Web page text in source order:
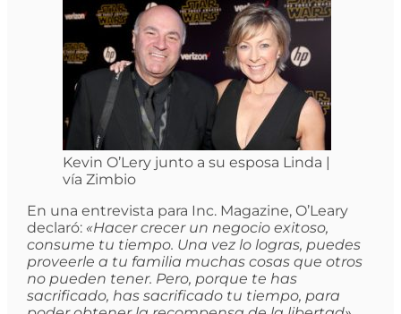
Kevin O’Lery junto a su esposa Linda |
vía Zimbio
En una entrevista para Inc. Magazine, O’Leary
declaró: «Hacer crecer un negocio exitoso,
consume tu tiempo. Una vez lo logras, puedes
proveerle a tu familia muchas cosas que otros
no pueden tener. Pero, porque te has
sacrificado, has sacrificado tu tiempo, para